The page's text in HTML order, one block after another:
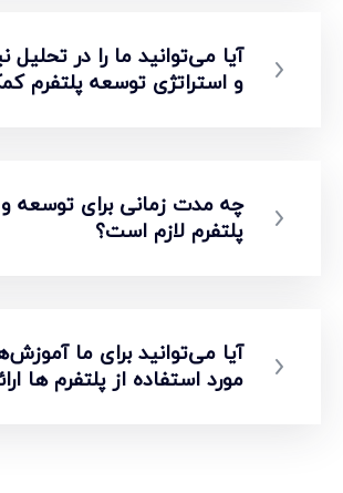
آیا می‌توانید ما را در تحلیل
و استراتژی توسعه پلتفرم
چه مدت زمانی برای توسعه و
پلتفرم لازم است؟
آیا می‌توانید برای ما
مورد استفاده از پلتفرم ها